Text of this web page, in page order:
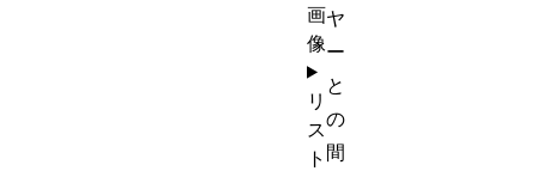
ヤ
ー
と
の
間
画
像
リ
ス
ト